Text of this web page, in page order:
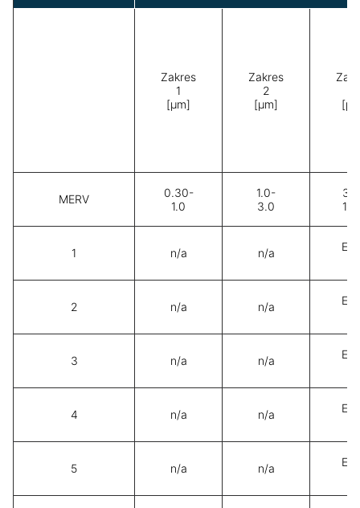
Zakres
1
[μm]
Zakres
2
[μm]
MERV
0.30-
1.0
1.0-
3.0
1 n/a n/a
E3
2 n/a n/a
E3
3 n/a n/a
E3
4 n/a n/a
E3
5 n/a n/a
E3